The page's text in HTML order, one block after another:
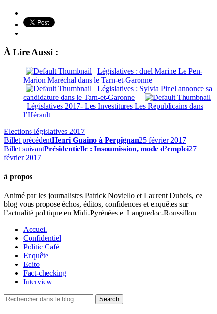
À Lire Aussi :
Législatives : duel Marine Le Pen-
Marion Maréchal dans le Tarn-et-Garonne
Législatives : Sylvia Pinel annonce sa
candidature dans le Tarn-et-Garonne
Législatives 2017- Les Investitures Les Républicains dans
l’Hérault
Elections législatives 2017
Billet précédentHenri Guaino à Perpignan25 février 2017
Billet suivantPrésidentielle : Insoumission, mode d’emploi27
février 2017
à propos
Animé par les journalistes Patrick Noviello et Laurent Dubois, ce
blog vous propose échos, éditos, confidences et enquêtes sur
l’actualité politique en Midi-Pyrénées et Languedoc-Roussillon.
Accueil
Confidentiel
Politic Café
Enquête
Edito
Fact-checking
Interview